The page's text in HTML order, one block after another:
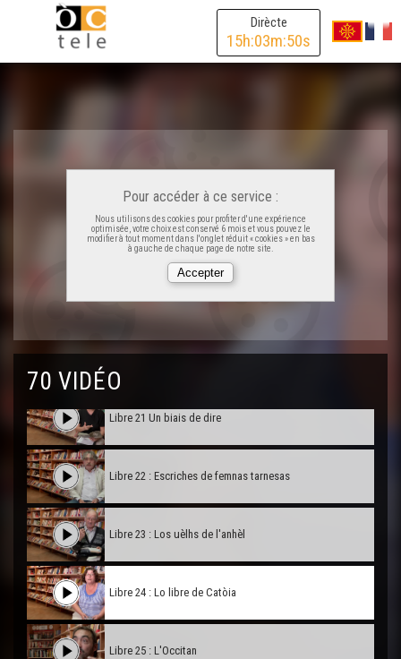
Dirècte
15h:03m:50s
Pour accéder à ce service :
Nous utilisons des cookies pour profiter d'une expérience
optimisée, votre choix est conservé 6 mois et vous pouvez le
modifier à tout moment dans l'onglet réduit « cookies » en bas
à gauche de chaque page de notre site.
70 VIDÉO
Libre 14 : Contes dels Balssàs
Libre 16 : Bestiari
Libre 18 : Colorinas
Libre 19 : Del cròs a l'araire
Libre 21 Un biais de dire
Libre 22 : Escriches de femnas tarnesas
Libre 23 : Los uèlhs de l'anhèl
Libre 24 : Lo libre de Catòia
Libre 25 : L'Occitan